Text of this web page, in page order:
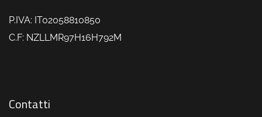
P.IVA: IT02058810850
C.F: NZLLMR97H16H792M
Contatti